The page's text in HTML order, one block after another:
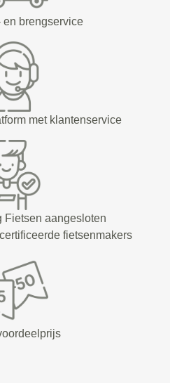
en brengservice
met klantenservice
Fietsen aangesloten
fietsenmakers